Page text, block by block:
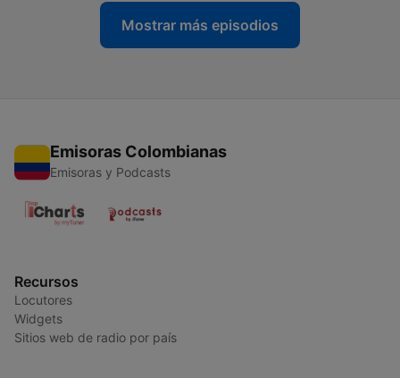
Mostrar más episodios
Emisoras Colombianas
Emisoras y Podcasts
Recursos
Locutores
Widgets
Sitios web de radio por país